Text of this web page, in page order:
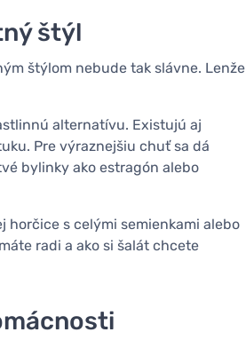
štýl
štýlom nebude tak slávne. Lenže
alternatívu. Existujú aj
Pre výraznejšiu chuť sa dá
bylinky ako estragón alebo
s celými semienkami alebo
radi a ako si šalát chcete